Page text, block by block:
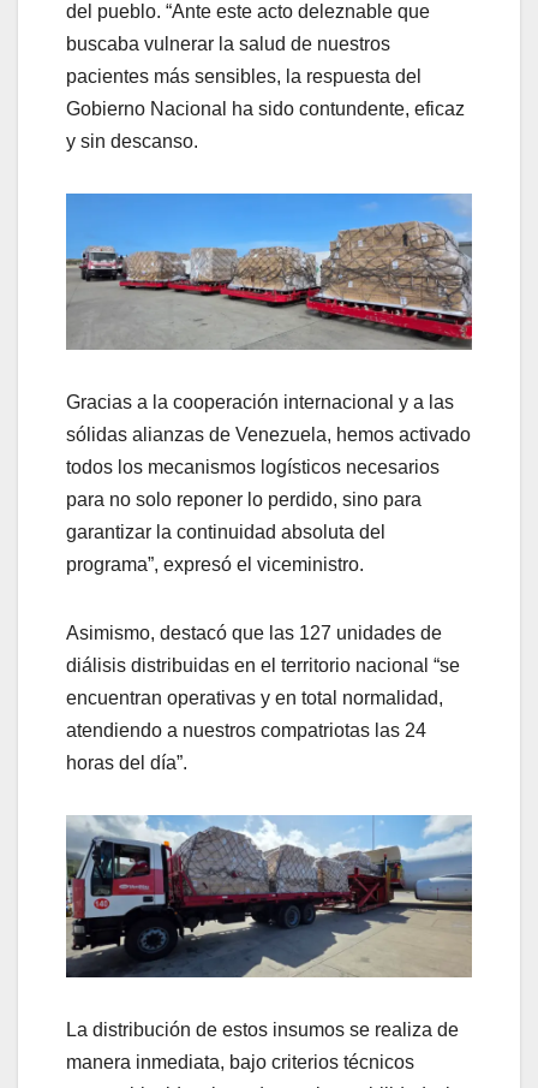
del pueblo. “Ante este acto deleznable que
buscaba vulnerar la salud de nuestros
pacientes más sensibles, la respuesta del
Gobierno Nacional ha sido contundente, eficaz
y sin descanso.
Gracias a la cooperación internacional y a las
sólidas alianzas de Venezuela, hemos activado
todos los mecanismos logísticos necesarios
para no solo reponer lo perdido, sino para
garantizar la continuidad absoluta del
programa”, expresó el viceministro.
Asimismo, destacó que las 127 unidades de
diálisis distribuidas en el territorio nacional “se
encuentran operativas y en total normalidad,
atendiendo a nuestros compatriotas las 24
horas del día”.
La distribución de estos insumos se realiza de
manera inmediata, bajo criterios técnicos